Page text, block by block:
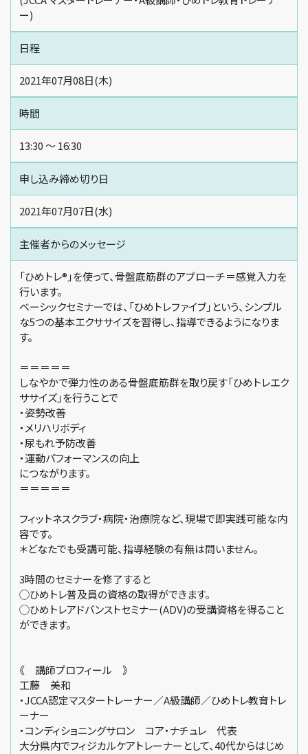
ー)
日程
2021年07月08日(木)
時間
13:30 〜 16:30
申し込み締め切り日
2021年07月07日(水)
主催者からのメッセージ
「ひめトレ®」を使って、骨盤底筋群のアプローチ＝感覚入力を
行います。
ベーシックセミナーでは、「ひめトレファイブ」という、シンプル
な5つの基本エクササイズを習得し、指導できるようになりま
す。
＝＝＝＝＝
しなやかで弾力性のある骨盤底筋群を取り戻す「ひめトレエク
ササイズ」を行うことで
・姿勢改善
・メリハリボディ
・尿もれ予防改善
・運動パフォーマンスの向上
につながります。
＝＝＝＝＝
フィットネスクラブ・病院・治療院など、現場で即実践可能な内
容です。
＊どなたでも受講可能、指導経験の有無は問いません。
3時間のセミナーを修了すると
◯ひめトレ普及員の資格の取得ができます。
◯ひめトレアドバンストセミナー(ADV)の受講資格を得ること
ができます。
《 講師プロフィール 》
工藤 美和
・JCCA認定マスタートレーナー／A級講師／ひめトレ教育トレ
ーナー
・コンディショニングサロン コア・ナチュレ 代表
大分県内でフィジカルケアトレーナーとして、40代からはじめ